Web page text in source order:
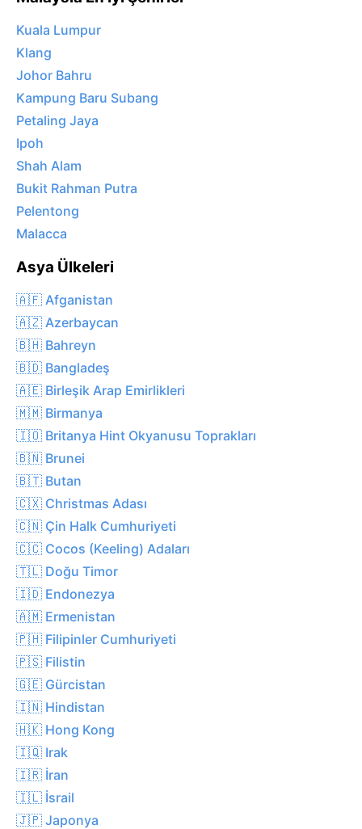
Kuala Lumpur
Klang
Johor Bahru
Kampung Baru Subang
Petaling Jaya
Ipoh
Shah Alam
Bukit Rahman Putra
Pelentong
Malacca
Asya Ülkeleri
🇦🇫 Afganistan
🇦🇿 Azerbaycan
🇧🇭 Bahreyn
🇧🇩 Bangladeş
🇦🇪 Birleşik Arap Emirlikleri
🇲🇲 Birmanya
🇮🇴 Britanya Hint Okyanusu Toprakları
🇧🇳 Brunei
🇧🇹 Butan
🇨🇽 Christmas Adası
🇨🇳 Çin Halk Cumhuriyeti
🇨🇨 Cocos (Keeling) Adaları
🇹🇱 Doğu Timor
🇮🇩 Endonezya
🇦🇲 Ermenistan
🇵🇭 Filipinler Cumhuriyeti
🇵🇸 Filistin
🇬🇪 Gürcistan
🇮🇳 Hindistan
🇭🇰 Hong Kong
🇮🇶 Irak
🇮🇷 İran
🇮🇱 İsrail
🇯🇵 Japonya